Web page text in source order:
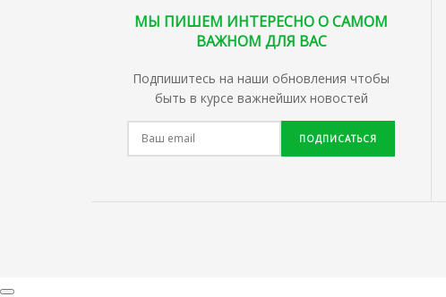
МЫ ПИШЕМ ИНТЕРЕСНО О САМОМ
ВАЖНОМ ДЛЯ ВАС
Подпишитесь на наши обновления чтобы
быть в курсе важнейших новостей